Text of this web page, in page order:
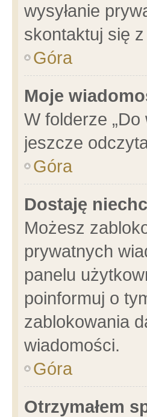
wysyłanie
skontaktuj się
Góra
Moje
W folderze „Do
jeszcze
Góra
Dostaję
Możesz
prywatnych
panelu
poinformuj o
zablokowania
wiadomości.
Góra
Otrzymałem